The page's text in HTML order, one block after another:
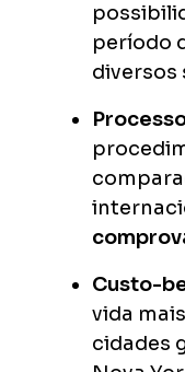
período
diversos
Custo-
vida
cidades